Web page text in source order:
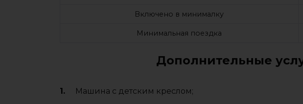
Включено в минималку
Минимальная поездка
Дополнительные
Машина с детским креслом;